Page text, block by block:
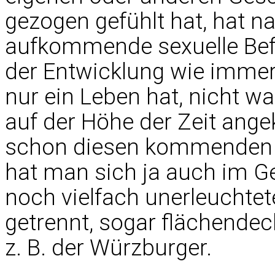
gezogen gefühlt hat, hat
aufkommende sexuelle
der Entwicklung wie
nur ein Leben hat, nicht
auf der Höhe der Zeit
schon diesen
hat man sich ja auch im
noch vielfach
getrennt, sogar
z. B. der Würzburger.